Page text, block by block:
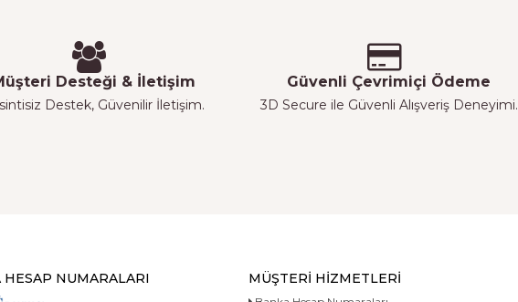
Desteği & İletişim
Destek, Güvenilir İletişim.
Güvenli Çevrimiçi Ödeme
3D Secure ile Güvenli Alışveriş Deneyimi.
HESAP NUMARALARI MÜŞTERI HIZMETLERI